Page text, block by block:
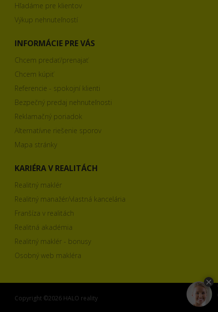
Hľadáme pre klientov
Výkup nehnuteľností
INFORMÁCIE PRE VÁS
Chcem predať/prenajať
Chcem kúpiť
Referencie - spokojní klienti
Bezpečný predaj nehnuteľnosti
Reklamačný poriadok
Alternatívne riešenie sporov
Mapa stránky
KARIÉRA V REALITÁCH
Realitný maklér
Realitný manažér/vlastná kancelária
Franšíza v realitách
Realitná akadémia
Realitný maklér - bonusy
Osobný web makléra
Copyright ©2026 HALO reality